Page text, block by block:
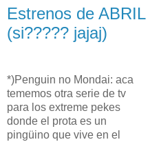
Estrenos de
(si????? jajaj)
*)Penguin no Mondai: aca
tememos otra serie de tv
para los extreme pekes
donde el prota es un
pingüino que vive en el